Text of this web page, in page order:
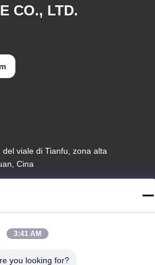
CO., LTD.
viale di Tianfu, zona alta
Cina
3:41 AM
you looking for?